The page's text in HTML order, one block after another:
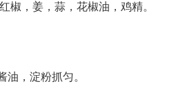
椒，姜，蒜，花椒油，鸡精。
油，淀粉抓匀。